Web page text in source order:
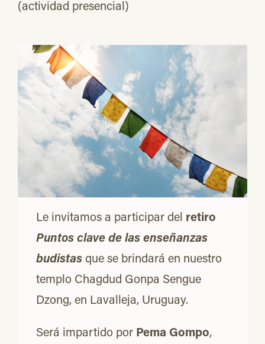
(actividad presencial)
Le invitamos a participar del retiro
Puntos clave de las enseñanzas
budistasque se brindará en nuestro
templo Chagdud Gonpa Sengue
Dzong, en Lavalleja, Uruguay.
Será impartido por Pema Gompo,